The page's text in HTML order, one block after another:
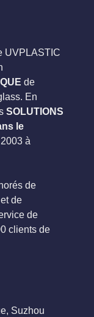
UVPLASTIC
de
En
SOLUTIONS
le
à
de
de
de
clients de
Suzhou